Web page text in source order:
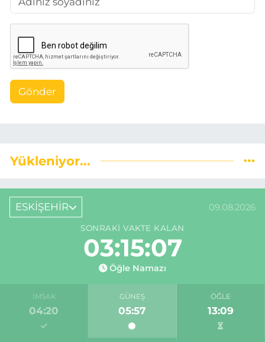
Gönder
Yükleniyor...
ESKİŞEHİR 09.08.2026
SONRAKI VAKTE KALAN
03:15:06
Öğle Namazı
İMSAK
04:20
GÜNEŞ
05:57
ÖĞLE
13:09